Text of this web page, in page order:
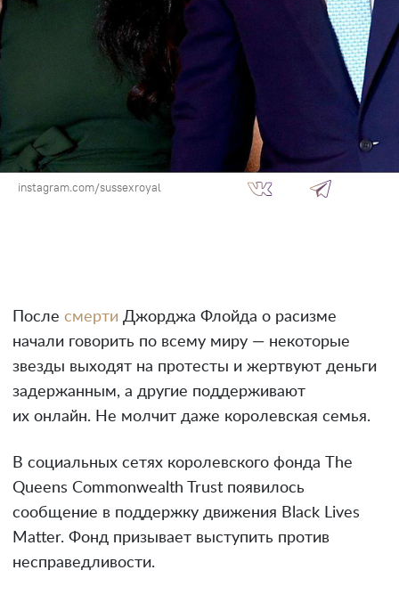
instagram.com/sussexroyal
После смерти Джорджа Флойда о расизме
начали говорить по всему миру — некоторые
звезды выходят на протесты и жертвуют деньги
задержанным, а другие поддерживают
их онлайн. Не молчит даже королевская семья.
В социальных сетях королевского фонда The
Queens Commonwealth Trust появилось
сообщение в поддержку движения Black Lives
Matter. Фонд призывает выступить против
несправедливости.